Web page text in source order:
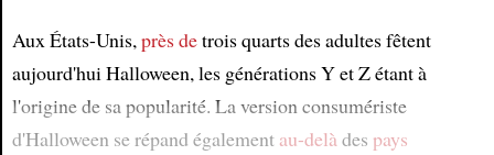
Aux États-Unis, près detrois quarts des adultes fêtent
aujourd'hui Halloween, les générations Y et Z étant à
l'origine de sa popularité. La version consumériste
d'Halloween se répand également au-delà des pays